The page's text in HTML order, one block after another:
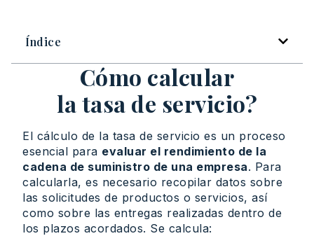
Índice
Cómo calcular
la tasa de servicio?
El cálculo de la tasa de servicio es un proceso
esencial para evaluar el rendimiento de la
cadena de suministro de una empresa. Para
calcularla, es necesario recopilar datos sobre
las solicitudes de productos o servicios, así
como sobre las entregas realizadas dentro de
los plazos acordados. Se calcula: